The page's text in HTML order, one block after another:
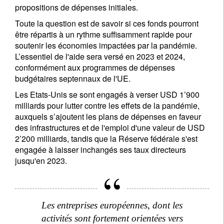
propositions de dépenses initiales.
Toute la question est de savoir si ces fonds pourront
être répartis à un rythme suffisamment rapide pour
soutenir les économies impactées par la pandémie.
L’essentiel de l'aide sera versé en 2023 et 2024,
conformément aux programmes de dépenses
budgétaires septennaux de l'UE.
Les Etats-Unis se sont engagés à verser USD 1’900
milliards pour lutter contre les effets de la pandémie,
auxquels s’ajoutent les plans de dépenses en faveur
des infrastructures et de l'emploi d'une valeur de USD
2’200 milliards, tandis que la Réserve fédérale s'est
engagée à laisser inchangés ses taux directeurs
jusqu'en 2023.
Les entreprises européennes, dont les
activités sont fortement orientées vers